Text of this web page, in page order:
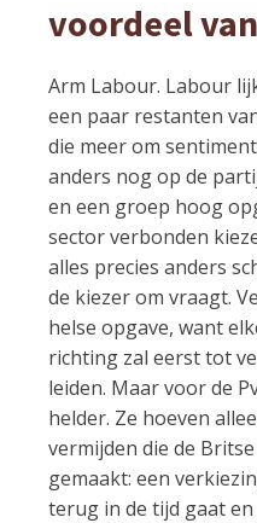
voordeel
Arm Labour. Labour
een paar restanten
die meer om
anders nog op de
en een groep hoog
sector verbonden
alles precies anders
de kiezer om vraagt.
helse opgave, want
richting zal eerst tot
leiden. Maar voor de
helder. Ze hoeven
vermijden die de
gemaakt: een
terug in de tijd gaat